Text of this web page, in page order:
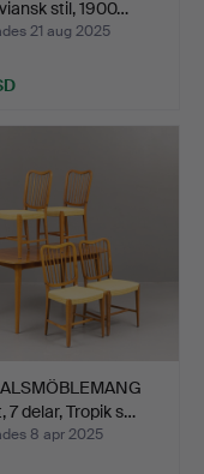
stil, 1900…
21 aug 2025
7 delar, Tropik s…
8 apr 2025